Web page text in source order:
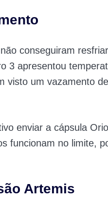
conseguiram
3 apresentou
visto um vazamento
enviar a cápsula
funcionam no limite,
Artemis